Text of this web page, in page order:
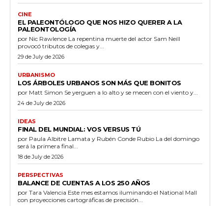
CINE
EL PALEONTÓLOGO QUE NOS HIZO QUERER A LA
PALEONTOLOGÍA
por Nic Rawlence La repentina muerte del actor Sam Neill
provocó tributos de colegas y...
29 de July de 2026
URBANISMO
LOS ÁRBOLES URBANOS SON MÁS QUE BONITOS
por Matt Simon Se yerguen a lo alto y se mecen con el viento y...
24 de July de 2026
IDEAS
FINAL DEL MUNDIAL: VOS VERSUS TÚ
por Paula Albitre Lamata y Rubén Conde Rubio La del domingo
será la primera final...
18 de July de 2026
PERSPECTIVAS
BALANCE DE CUENTAS A LOS 250 AÑOS
por Tara Valencia Este mes estamos iluminando el National Mall
con proyecciones cartográficas de precisión...